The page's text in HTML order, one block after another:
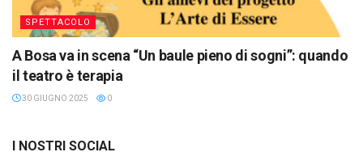
SPETTACOLO
A Bosa va in scena “Un baule pieno di sogni”: quando
il teatro è terapia
30 GIUGNO 2025 0
I NOSTRI SOCIAL